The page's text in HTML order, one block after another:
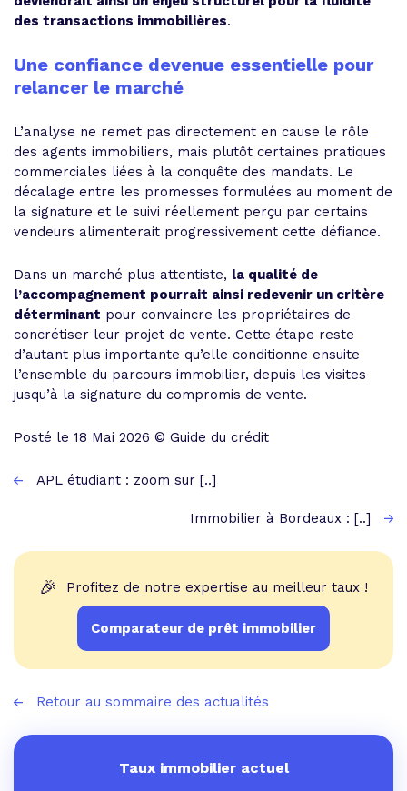
des transactions immobilières.
Une confiance devenue essentielle pour
relancer le marché
L’analyse ne remet pas directement en cause le rôle
des agents immobiliers, mais plutôt certaines pratiques
commerciales liées à la conquête des mandats. Le
décalage entre les promesses formulées au moment de
la signature et le suivi réellement perçu par certains
vendeurs alimenterait progressivement cette défiance.
Dans un marché plus attentiste, la qualité de
l’accompagnement pourrait ainsi redevenir un critère
déterminant pour convaincre les propriétaires de
concrétiser leur projet de vente. Cette étape reste
d’autant plus importante qu’elle conditionne ensuite
l’ensemble du parcours immobilier, depuis les visites
jusqu’à la signature du compromis de vente.
Posté le 18 Mai 2026 © Guide du crédit
APL étudiant : zoom sur [..]
Immobilier à Bordeaux : [..]
🎉 Profitez de notre expertise au meilleur taux !
Comparateur de prêt immobilier
Retour au sommaire des actualités
Taux immobilier actuel